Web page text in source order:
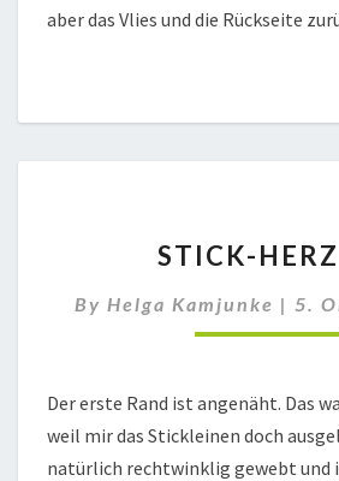
aber das Vlies und die Rückseite
HERZ
STICK-
By Helga Kamjunke | 5.
Der erste Rand ist angenäht. Das
weil mir das Stickleinen doch
natürlich rechtwinklig gewebt und